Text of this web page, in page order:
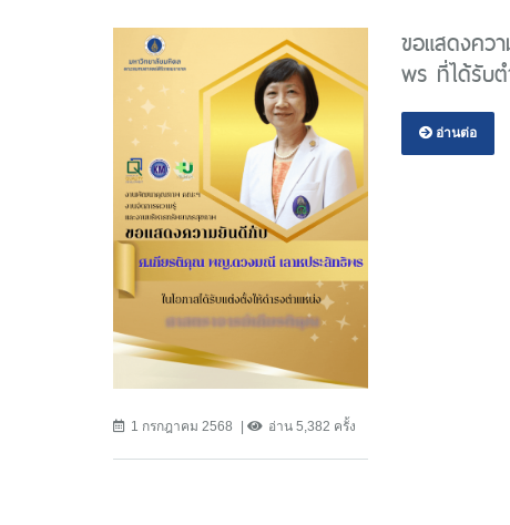
1 กรกฎาคม 2568 อ่าน 5,382 ครั้ง
ขอแสดงคว
พร ที่ได้รับ
อ่านต่อ